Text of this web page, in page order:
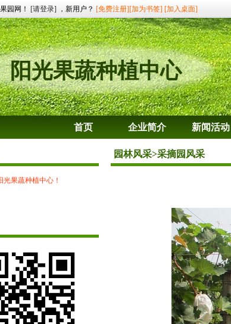
园网！ [请登录] ，新用户？ [免费注册][加为书签] [加入桌面]
阳光果蔬种植中心
首页 企业简介 新闻活动
光果蔬种植中心！
园林风采>采摘园风采